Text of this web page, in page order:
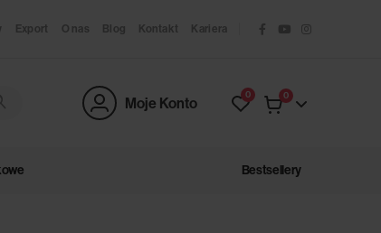
Export O nas Blog Kontakt Kariera
Moje Konto 0 0
Bestsellery